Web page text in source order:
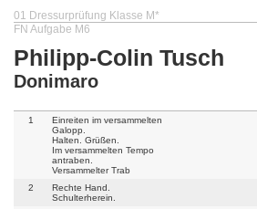
01 Dressurprüfung Klasse M*
FN Aufgabe M6
Philipp-Colin Tusch
Donimaro
1
Einreiten im versammelten
Galopp.
Halten. Grüßen.
Im versammelten Tempo
antraben.
Versammelter Trab
2
Rechte Hand.
Schulterherein.